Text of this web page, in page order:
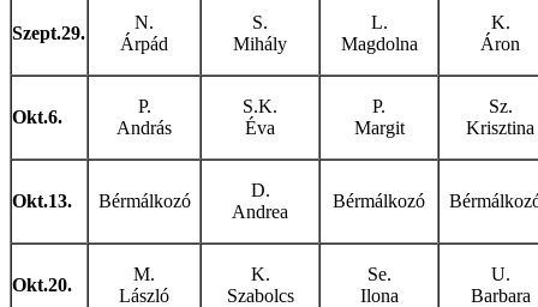
Szept.29.
N.
Árpád
S.
Mihály
L.
Magdolna
K.
Áron
Okt.6.
P.
András
S.K.
Éva
P.
Margit
Sz.
Krisztina
Okt.13. Bérmálkozó
D.
Andrea
Bérmálkozó
Okt.20.
M.
László
K.
Szabolcs
Se.
Ilona
U.
Barbara